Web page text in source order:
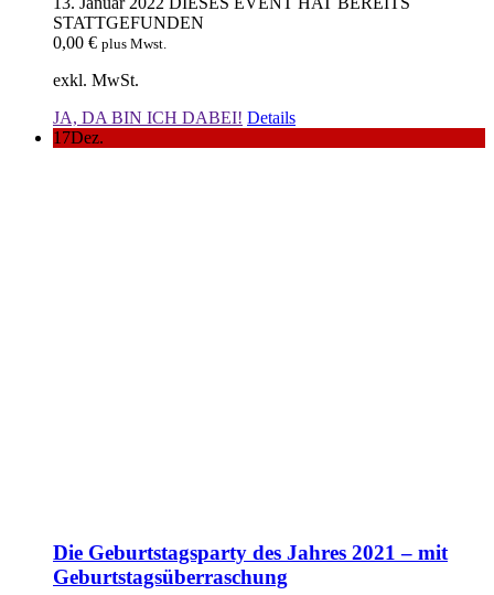
STATTGEFUNDEN
0,00 € plus Mwst.
exkl. MwSt.
JA, DA BIN ICH DABEI! Details
17Dez.
Die Geburtstagsparty des Jahres 2021 – mit
Geburtstagsüberraschung